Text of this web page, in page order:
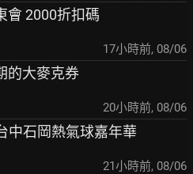
會 2000折扣碼
17小時前, 08/06
的大麥克券
20小時前, 08/06
中石岡熱氣球嘉年華
21小時前, 08/06